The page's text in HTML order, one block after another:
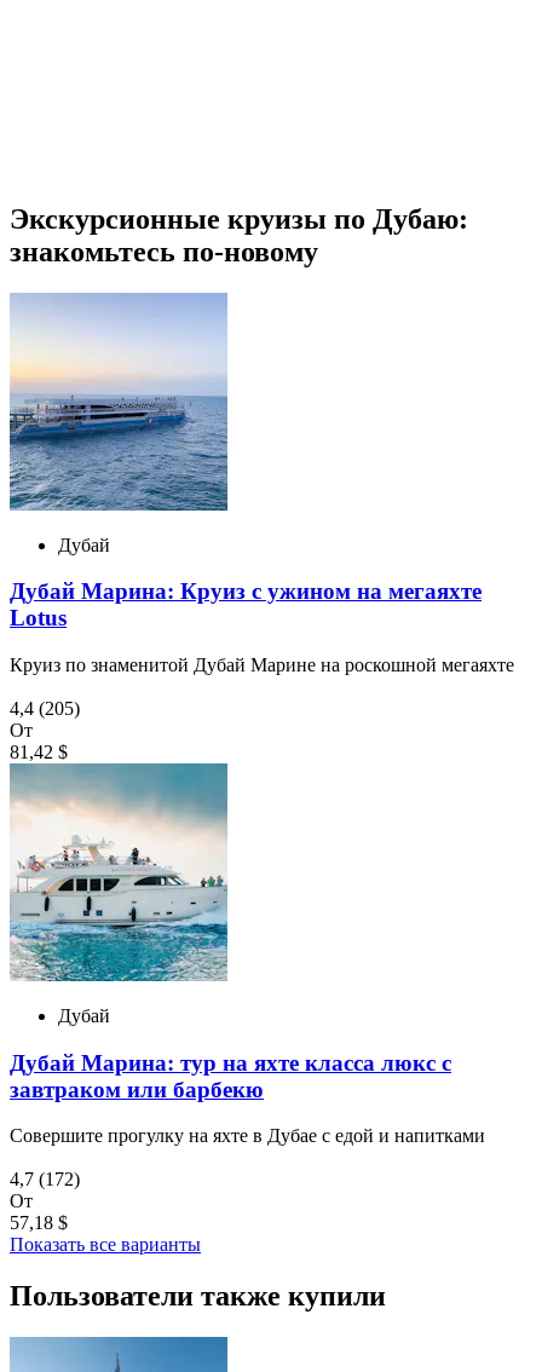
Экскурсионные круизы по Дубаю:
знакомьтесь по-новому
Дубай
Дубай Марина: Круиз с ужином на мегаяхте
Lotus
Круиз по знаменитой Дубай Марине на роскошной мегаяхте
4,4 (205)
От
81,42 $
Дубай
Дубай Марина: тур на яхте класса люкс с
завтраком или барбекю
Совершите прогулку на яхте в Дубае с едой и напитками
4,7 (172)
От
57,18 $
Показать все варианты
Пользователи также купили